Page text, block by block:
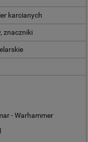
karcianych
znaczniki
- Warhammer